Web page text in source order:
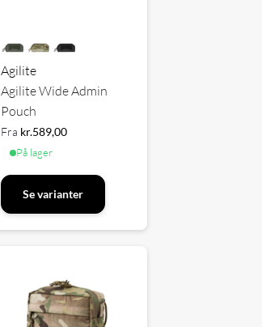
Agilite
Agilite Wide Admin
Pouch
Fra kr.589,00
På lager
Se varianter